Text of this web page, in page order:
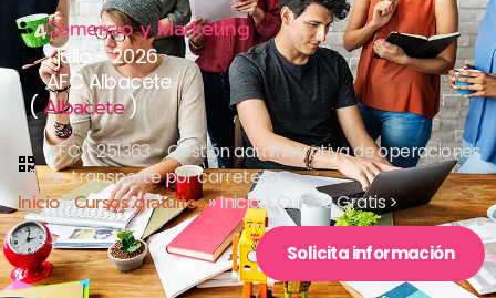
Comercio y Marketing
1 julio - 2026
AFC Albacete
(Albacete)
AFC - 251363 - Gestión administrativa de operaciones
de transporte por carretera
Inicio»Cursos gratuitos»Inicio > Cursos Gratis >
Solicita información